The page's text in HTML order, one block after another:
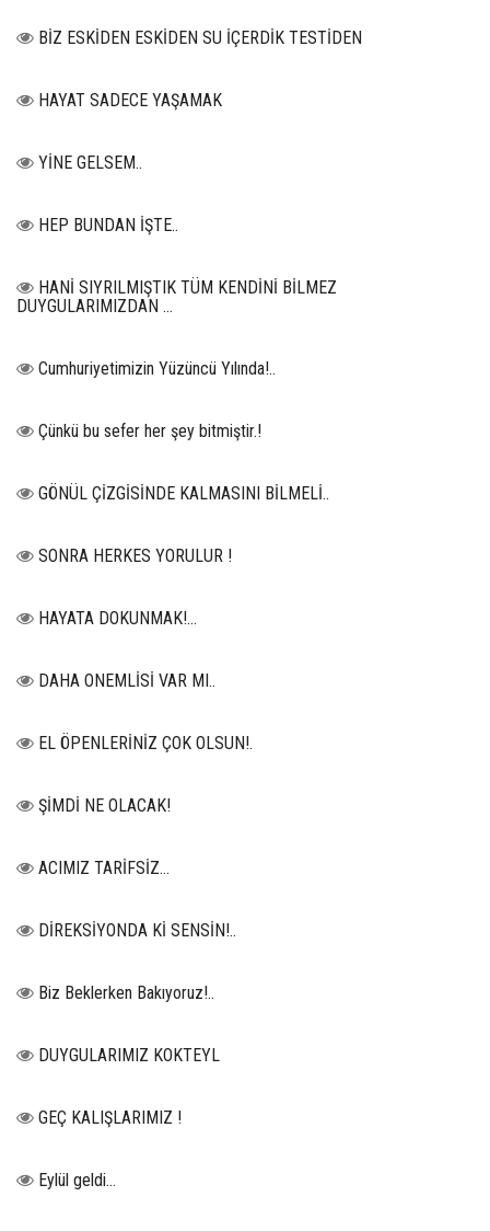
BİZ ESKİDEN ESKİDEN SU İÇERDİK TESTİDEN
HAYAT SADECE YAŞAMAK
YİNE GELSEM..
HEP BUNDAN İŞTE..
HANİ SIYRILMIŞTIK TÜM KENDİNİ BİLMEZ
DUYGULARIMIZDAN …
Cumhuriyetimizin Yüzüncü Yılında!..
Çünkü bu sefer her şey bitmiştir.!
GÖNÜL ÇİZGİSİNDE KALMASINI BİLMELİ..
SONRA HERKES YORULUR !
HAYATA DOKUNMAK!...
DAHA ONEMLİSİ VAR MI..
EL ÖPENLERİNİZ ÇOK OLSUN!.
ŞİMDİ NE OLACAK!
ACIMIZ TARİFSİZ…
DİREKSİYONDA Kİ SENSİN!..
Biz Beklerken Bakıyoruz!..
DUYGULARIMIZ KOKTEYL
GEÇ KALIŞLARIMIZ !
Eylül geldi…